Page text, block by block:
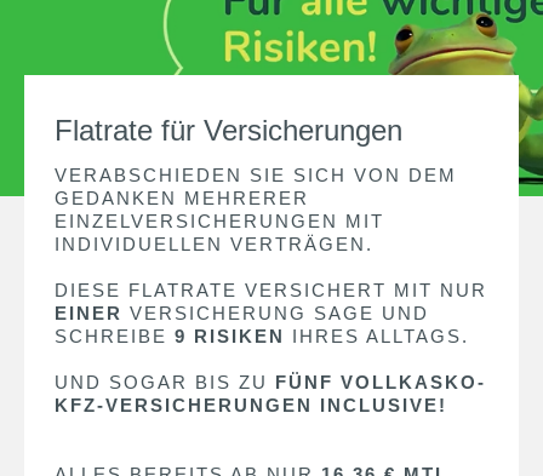
Flatrate für Versicherungen
VERABSCHIEDEN SIE SICH VON DEM
GEDANKEN MEHRERER
EINZELVERSICHERUNGEN MIT
INDIVIDUELLEN VERTRÄGEN.
DIESE FLATRATE VERSICHERT MIT NUR
EINER VERSICHERUNG SAGE UND
SCHREIBE 9 RISIKEN IHRES ALLTAGS.
UND SOGAR BIS ZU FÜNF VOLLKASKO-
KFZ-VERSICHERUNGEN INCLUSIVE!